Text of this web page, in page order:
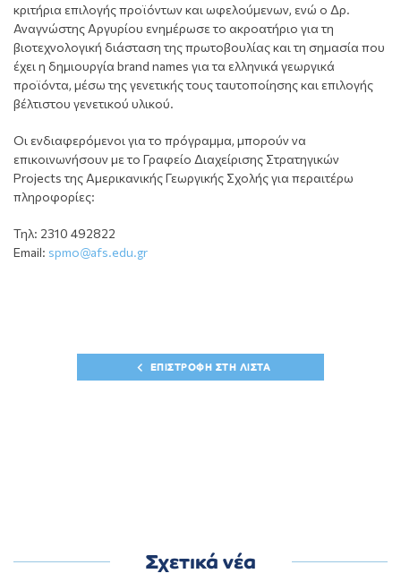
κριτήρια επιλογής προϊόντων και ωφελούμενων, ενώ ο Δρ.
Αναγνώστης Αργυρίου ενημέρωσε το ακροατήριο για τη
βιοτεχνολογική διάσταση της πρωτοβουλίας και τη σημασία που
έχει η δημιουργία brand names για τα ελληνικά γεωργικά
προϊόντα, μέσω της γενετικής τους ταυτοποίησης και επιλογής
βέλτιστου γενετικού υλικού.
Οι ενδιαφερόμενοι για το πρόγραμμα, μπορούν να
επικοινωνήσουν με το Γραφείο Διαχείρισης Στρατηγικών
Projects της Αμερικανικής Γεωργικής Σχολής για περαιτέρω
πληροφορίες:
Τηλ: 2310 492822
Email: spmo@afs.edu.gr
ΕΠΙΣΤΡΟΦΗ ΣΤΗ ΛΙΣΤΑ
Σχετικά νέα